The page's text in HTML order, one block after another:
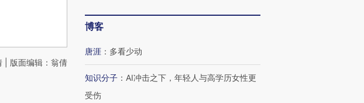
| 版面编辑：翁倩
博客
唐涯 ： 多看少动
知识分子 ： AI冲击之下，年轻人与高学历女性更
受伤